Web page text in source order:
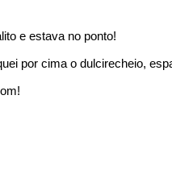
e estava no ponto!
por cima o dulcirecheio,